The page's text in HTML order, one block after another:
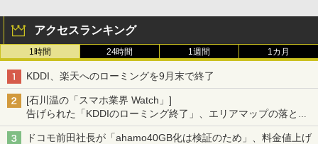
アクセスランキング
1時間 24時間 1週間 1カ月
KDDI、楽天へのローミングを9月末で終了
[石川温の「スマホ業界 Watch」]
告げられた「KDDIのローミング終了」、エリアマップの落とし
穴と楽天モバイルの課題
ドコモ前田社長が「ahamo40GB化は検証のため」、料金値上げ